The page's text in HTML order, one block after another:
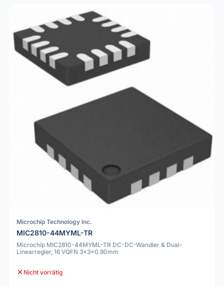
Microchip Technology Inc.
MIC2810-44MYML-TR
Microchip MIC2810-44MYML-TR DC-DC-Wandler & Dual-
Linearregler, 16 VQFN 3x3x0.90mm
Nicht vorrätig